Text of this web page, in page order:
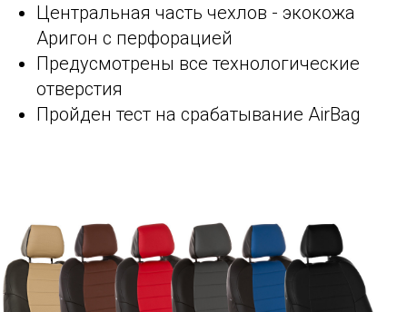
Центральная часть чехлов - экокожа
Аригон с перфорацией
Предусмотрены все технологические
отверстия
Пройден тест на срабатывание AirBag